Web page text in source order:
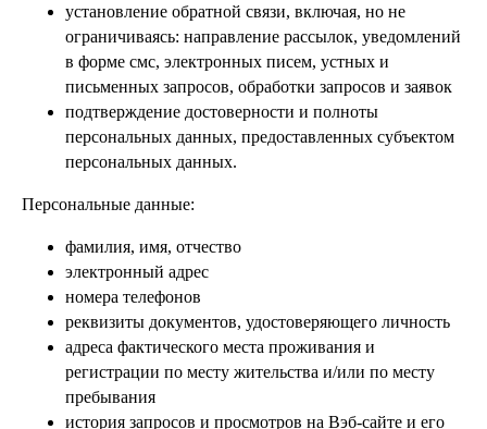
установление обратной связи, включая, но не
ограничиваясь: направление рассылок, уведомлений
в форме смс, электронных писем, устных и
письменных запросов, обработки запросов и заявок
подтверждение достоверности и полноты
персональных данных, предоставленных субъектом
персональных данных.
Персональные данные:
фамилия, имя, отчество
электронный адрес
номера телефонов
реквизиты документов, удостоверяющего личность
адреса фактического места проживания и
регистрации по месту жительства и/или по месту
пребывания
история запросов и просмотров на Вэб-сайте и его